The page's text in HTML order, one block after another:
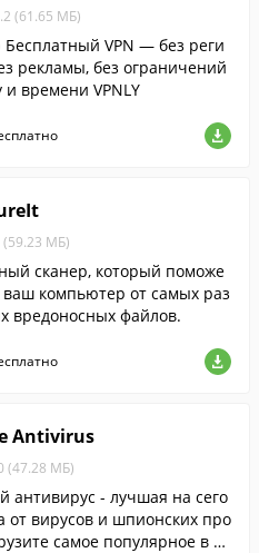
(61.65 МБ)
VPN — без реги
рекламы, без ограничений
и времени VPNLY
(59.23 МБ)
сканер, который поможе
ваш компьютер от самых раз
вредоносных файлов.
Antivirus
(47.28 МБ)
антивирус - лучшая на сего
от вирусов и шпионских про
самое популярное в м